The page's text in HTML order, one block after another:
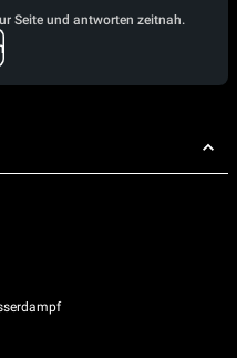
Seite und antworten zeitnah.